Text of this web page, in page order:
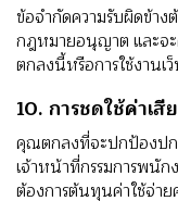
ข้อจํากัดความรับผิดข้า
กฎหมายอนุญาต และจ
ตกลงนี้หรือการใช้งานเ
10. การชดใช้ค่าเสี
คุณตกลงที่จะปกป้องปก
เจ้าหน้าที่กรรมการพนัก
ต้องการต้นทุนค่าใช้จ่า